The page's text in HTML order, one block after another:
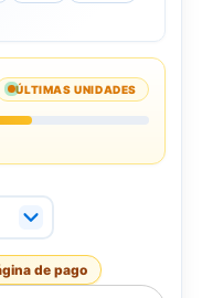
ÚLTIMAS UNIDADES
de pago